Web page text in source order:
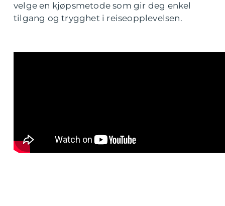
velge en kjøpsmetode som gir deg enkel
tilgang og trygghet i reiseopplevelsen.